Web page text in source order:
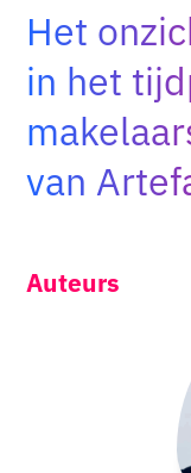
Adopt AI
Zoeken
naar:
NL
Het
in het
van
Auteurs